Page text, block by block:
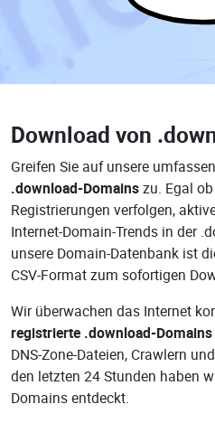
Download von
Greifen Sie auf unsere
.download-Domainszu. Egal
Registrierungen verfolgen,
Internet-Domain-Trends in der
unsere Domain-Datenbank ist
CSV-Format zum sofortigen
Wir überwachen das Internet
registrierte .download-Domains
DNS-Zone-Dateien, Crawlern
den letzten 24 Stunden haben
Domains entdeckt.